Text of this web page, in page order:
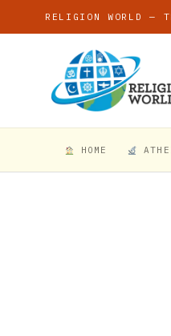
RELIGION WORLD —
HOME